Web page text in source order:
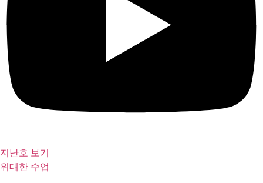
지난호 보기
위대한 수업